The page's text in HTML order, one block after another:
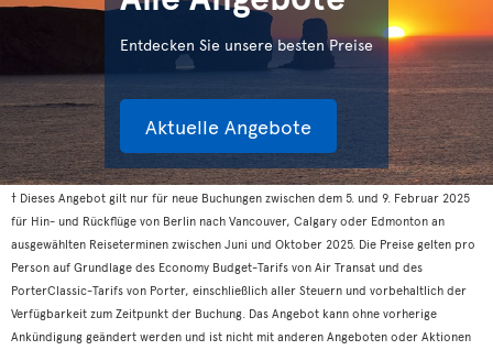
Entdecken Sie unsere besten Preise
Aktuelle Angebote
† Dieses Angebot gilt nur für neue Buchungen zwischen dem 5. und 9. Februar 2025
für Hin- und Rückflüge von Berlin nach Vancouver, Calgary oder Edmonton an
ausgewählten Reiseterminen zwischen Juni und Oktober 2025. Die Preise gelten pro
Person auf Grundlage des Economy Budget-Tarifs von Air Transat und des
PorterClassic-Tarifs von Porter, einschließlich aller Steuern und vorbehaltlich der
Verfügbarkeit zum Zeitpunkt der Buchung. Das Angebot kann ohne vorherige
Ankündigung geändert werden und ist nicht mit anderen Angeboten oder Aktionen